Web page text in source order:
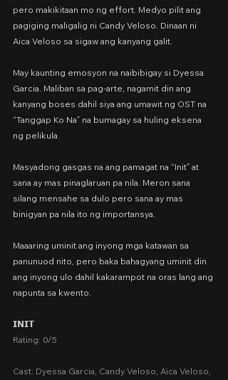
pero makikitaan mo ng effort. Medyo pilit ang
pagiging maligalig ni Candy Veloso. Dinaan ni
Aica Veloso sa sigaw ang kanyang galit.
May kaunting emosyon na naibibigay si Dyessa
Garcia. Maliban sa pag-arte, nagamit din ang
kanyang boses dahil siya ang umawit ng OST na
“Tanggap Ko Na” na bumagay sa huling eksena
ng pelikula.
Masyadong gasgas na ang pamagat na “Init” at
sana ay mas pinaglaruan pa nila. Meron sana
silang mensahe sa dulo pero sana ay mas
binigyan pa nila ito ng importansya.
Maaaring uminit ang inyong mga katawan sa
panunuod nito, pero baka bahagyang uminit din
ang inyong ulo dahil kakarampot na oras lang ang
napunta sa kwento.
𝗜𝗡𝗜𝗧
Rating: 0/5
Cast: Dyessa Garcia, Candy Veloso, Aica Veloso,